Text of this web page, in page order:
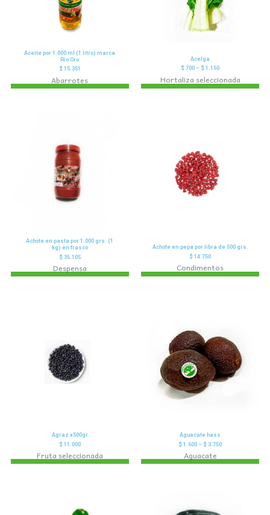
Aceite por 1.000 ml (1 litro) marca
Rio Oro
$15.351
Abarrotes
Acelga
$ 700 – $ 1.150
Hortaliza seleccionada
Achote en pasta por 1.000 grs. (1
kg) en frasco
$35.105
Despensa
Achote en pepa por libra de 500 grs.
$ 14.750
Condimentos
Agraz x500gr
$11.000
Fruta seleccionada
Aguacate hass
$ 1.500 – $ 3.750
Aguacate